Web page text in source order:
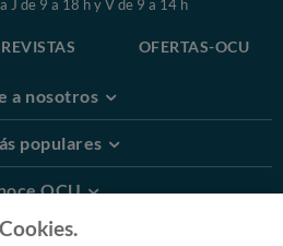
J de 9 a 18 h y V de 9 a 14 h
REVISTAS OFERTAS-OCU
a nosotros
populares
OCU